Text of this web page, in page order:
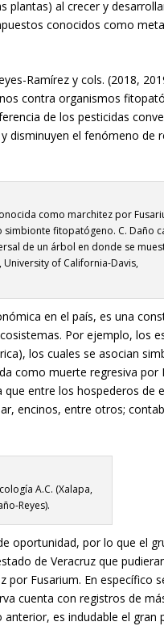
al crecer y
conocidos como
Ramírez y cols. (2018,
contra organismos
de los pesticidas
el fenómeno de
como marchitez por
simbionte fitopatógeno. C. Daño
de un árbol en donde se
of California-Davis,
en el país, es una
Por ejemplo, los
los cuales se asocian
como muerte regresiva por
entre los hospederos de
encinos, entre otros;
A.C. (Xalapa,
Reyes).
oportunidad, por lo que el
de Veracruz que
Fusarium. En específico
cuenta con registros de
anterior, es indudable el